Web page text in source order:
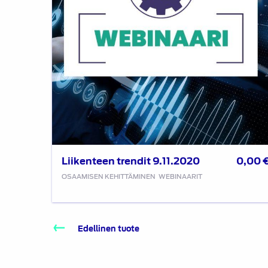
Liikenteen trendit 9.11.2020
OSAAMISEN KEHITTÄMINEN WEBINAARIT
0,00
Edellinen tuote